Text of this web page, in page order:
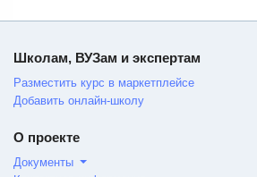
Школам, ВУЗам и экспертам
Разместить курс в маркетплейсе
Добавить онлайн-школу
О проекте
Документы